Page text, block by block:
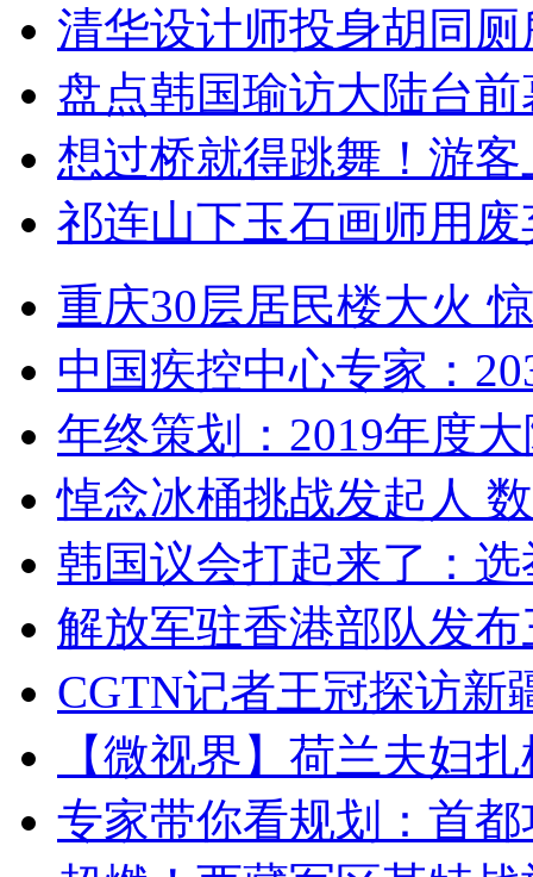
清华设计师投身胡同
盘点韩国瑜访大陆台
想过桥就得跳舞！游客
祁连山下玉石画师用
重庆30层居民楼大火
中国疾控中心专家：
年终策划：2019年度
悼念冰桶挑战发起人
韩国议会打起来了：
解放军驻香港部队发
CGTN记者王冠探访新
【微视界】荷兰夫妇
专家带你看规划：首